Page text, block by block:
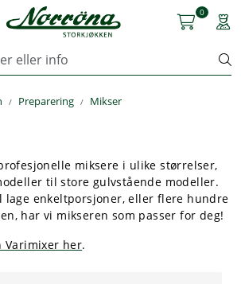
0
Preparering Mikser
miksere i ulike størrelser,
til store gulvstående modeller.
lage enkeltporsjoner, eller flere hundre
har vi mikseren som passer for deg!
Varimixer her.